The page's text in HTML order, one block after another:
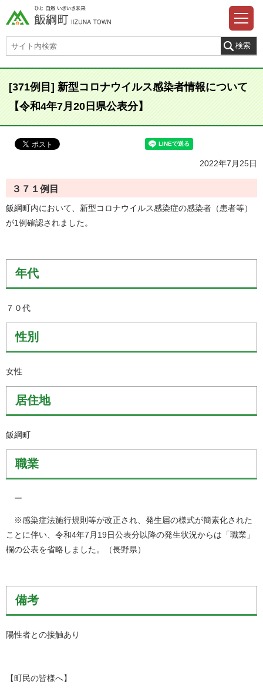
[371例目] 新型コロナウイルス感染者情報について
【令和4年7月20日県公表分】
2022年7月25日
３７１例目
飯綱町内において、新型コロナウイルス感染症の感染者（患者等）
が1例確認されました。
年代
７０代
性別
女性
居住地
飯綱町
職業
ー
※感染症法施行規則等が改正され、発生届の様式が簡素化された
ことに伴い、令和4年7月19日公表分以降の発生状況からは「職業」
欄の公表を省略しました。（長野県）
備考
陽性者との接触あり
【町民の皆様へ】